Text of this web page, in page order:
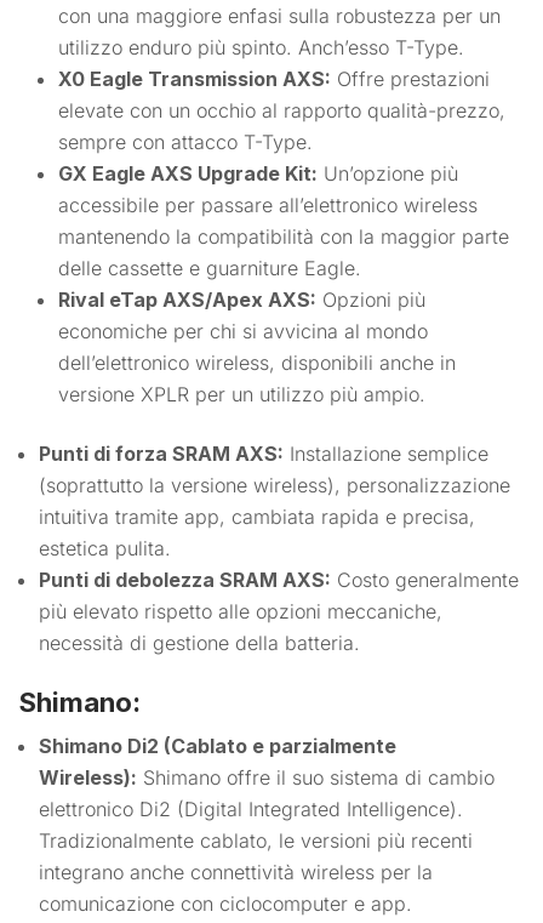
con una maggiore enfasi sulla robustezza per un
utilizzo enduro più spinto. Anch’esso T-Type.
X0 Eagle Transmission AXS: Offre prestazioni
elevate con un occhio al rapporto qualità-prezzo,
sempre con attacco T-Type.
GX Eagle AXS Upgrade Kit: Un’opzione più
accessibile per passare all’elettronico wireless
mantenendo la compatibilità con la maggior parte
delle cassette e guarniture Eagle.
Rival eTap AXS/Apex AXS: Opzioni più
economiche per chi si avvicina al mondo
dell’elettronico wireless, disponibili anche in
versione XPLR per un utilizzo più ampio.
Punti di forza SRAM AXS: Installazione semplice
(soprattutto la versione wireless), personalizzazione
intuitiva tramite app, cambiata rapida e precisa,
estetica pulita.
Punti di debolezza SRAM AXS: Costo generalmente
più elevato rispetto alle opzioni meccaniche,
necessità di gestione della batteria.
Shimano:
Shimano Di2 (Cablato e parzialmente
Wireless): Shimano offre il suo sistema di cambio
elettronico Di2 (Digital Integrated Intelligence).
Tradizionalmente cablato, le versioni più recenti
integrano anche connettività wireless per la
comunicazione con ciclocomputer e app.